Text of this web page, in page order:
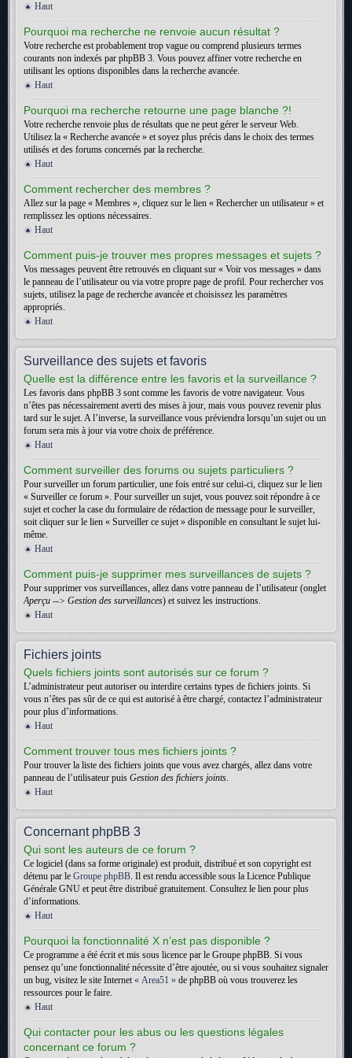
Haut
Pourquoi ma recherche ne renvoie aucun résultat ?
Votre recherche est probablement trop vague ou comprend plusieurs termes
courants non indexés par phpBB 3. Vous pouvez affiner votre recherche en
utilisant les options disponibles dans la recherche avancée.
Haut
Pourquoi ma recherche retourne une page blanche ?!
Votre recherche renvoie plus de résultats que ne peut gérer le serveur Web.
Utilisez la « Recherche avancée » et soyez plus précis dans le choix des termes
utilisés et des forums concernés par la recherche.
Haut
Comment rechercher des membres ?
Allez sur la page « Membres », cliquez sur le lien « Rechercher un utilisateur » et
remplissez les options nécessaires.
Haut
Comment puis-je trouver mes propres messages et sujets ?
Vos messages peuvent être retrouvés en cliquant sur « Voir vos messages » dans
le panneau de l’utilisateur ou via votre propre page de profil. Pour rechercher vos
sujets, utilisez la page de recherche avancée et choisissez les paramètres
appropriés.
Haut
Surveillance des sujets et favoris
Quelle est la différence entre les favoris et la surveillance ?
Les favoris dans phpBB 3 sont comme les favoris de votre navigateur. Vous
n’êtes pas nécessairement averti des mises à jour, mais vous pouvez revenir plus
tard sur le sujet. A l’inverse, la surveillance vous préviendra lorsqu’un sujet ou un
forum sera mis à jour via votre choix de préférence.
Haut
Comment surveiller des forums ou sujets particuliers ?
Pour surveiller un forum particulier, une fois entré sur celui-ci, cliquez sur le lien
« Surveiller ce forum ». Pour surveiller un sujet, vous pouvez soit répondre à ce
sujet et cocher la case du formulaire de rédaction de message pour le surveiller,
soit cliquer sur le lien « Surveiller ce sujet » disponible en consultant le sujet lui-
même.
Haut
Comment puis-je supprimer mes surveillances de sujets ?
Pour supprimer vos surveillances, allez dans votre panneau de l’utilisateur (onglet
Aperçu --> Gestion des surveillances) et suivez les instructions.
Haut
Fichiers joints
Quels fichiers joints sont autorisés sur ce forum ?
L’administrateur peut autoriser ou interdire certains types de fichiers joints. Si
vous n’êtes pas sûr de ce qui est autorisé à être chargé, contactez l’administrateur
pour plus d’informations.
Haut
Comment trouver tous mes fichiers joints ?
Pour trouver la liste des fichiers joints que vous avez chargés, allez dans votre
panneau de l’utilisateur puis Gestion des fichiers joints.
Haut
Concernant phpBB 3
Qui sont les auteurs de ce forum ?
Ce logiciel (dans sa forme originale) est produit, distribué et son copyright est
détenu par le Groupe phpBB. Il est rendu accessible sous la Licence Publique
Générale GNU et peut être distribué gratuitement. Consultez le lien pour plus
d’informations.
Haut
Pourquoi la fonctionnalité X n’est pas disponible ?
Ce programme a été écrit et mis sous licence par le Groupe phpBB. Si vous
pensez qu’une fonctionnalité nécessite d’être ajoutée, ou si vous souhaitez signaler
un bug, visitez le site Internet« Area51 » de phpBB où vous trouverez les
ressources pour le faire.
Haut
Qui contacter pour les abus ou les questions légales
concernant ce forum ?